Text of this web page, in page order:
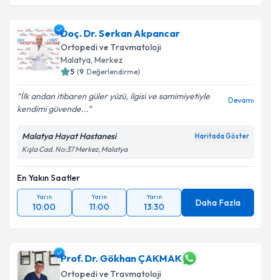
Doç. Dr. Serkan Akpancar
Ortopedi ve Travmatoloji
Malatya, Merkez
5 (9 Değerlendirme)
İlk andan itibaren güler yüzü, ilgisi ve samimiyetiyle
kendimi güvende...
Devamı
Malatya Hayat Hastanesi Haritada Göster
Kışla Cad. No:37 Merkez, Malatya
En Yakın Saatler
Yarın
10:00
Yarın
11:00
Yarın
13:30 Daha Fazla
Prof. Dr. Gökhan ÇAKMAK
Ortopedi ve Travmatoloji